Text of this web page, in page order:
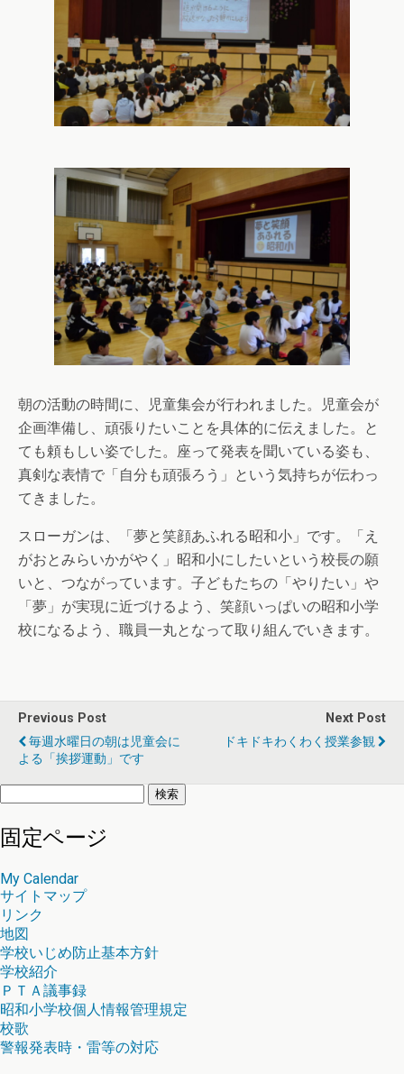
朝の活動の時間に、児童集会が行われました。児童会が
企画準備し、頑張りたいことを具体的に伝えました。と
ても頼もしい姿でした。座って発表を聞いている姿も、
真剣な表情で「自分も頑張ろう」という気持ちが伝わっ
てきました。
スローガンは、「夢と笑顔あふれる昭和小」です。「え
がおとみらいかがやく」昭和小にしたいという校長の願
いと、つながっています。子どもたちの「やりたい」や
「夢」が実現に近づけるよう、笑顔いっぱいの昭和小学
校になるよう、職員一丸となって取り組んでいきます。
Previous Post
毎週水曜日の朝は児童会に
よる「挨拶運動」です
Next Post
ドキドキわくわく授業参観
検
固定ページ
My Calendar
サイトマップ
リンク
地図
学校いじめ防止基本方針
学校紹介
ＰＴＡ議事録
昭和小学校個人情報管理規定
校歌
警報発表時・雷等の対応